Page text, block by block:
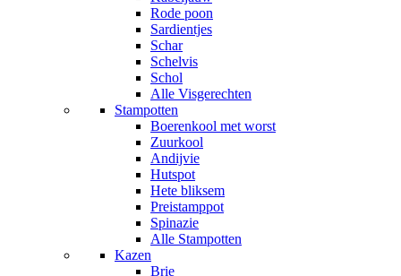
Rode poon
Sardientjes
Schar
Schelvis
Schol
Alle Visgerechten
Stampotten
Boerenkool met worst
Zuurkool
Andijvie
Hutspot
Hete bliksem
Preistamppot
Spinazie
Alle Stampotten
Kazen
Brie